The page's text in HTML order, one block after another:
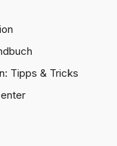
Tipps & Tricks